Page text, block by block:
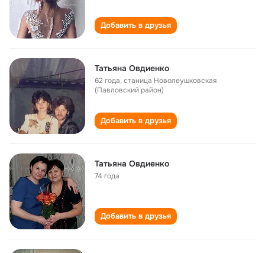
Добавить в друзья
Татьяна Овдиенко
62 года,станица Новолеушковская
(Павловский район)
Добавить в друзья
Татьяна Овдиенко
74 года
Добавить в друзья